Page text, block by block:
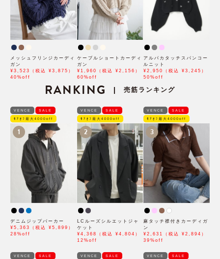
メッシュフリンジカーディ
ガン
¥3,523（税込 ¥3,875）
40%off
ケーブルショートカーディ
ガン
¥1,960（税込 ¥2,156）
60%off
アルパカタッチスパンコー
ルニット
¥2,950（税込 ¥3,245）
50%off
RANKING | 売筋ランキング
VENCE SALE
ﾓｱｵﾌ最大4000off
1
デニムジップパーカー
¥5,363（税込 ¥5,899）
28%off
VENCE SALE
ﾓｱｵﾌ最大4000off
2
LCルーズシルエットジャ
ケット
¥4,368（税込 ¥4,804）
12%off
VENCE SALE
ﾓｱｵﾌ最大4000off
3
麻タッチ襟付きカーディガ
ン
¥2,631（税込 ¥2,894）
39%off
VENCE SALE VENCE SALE VENCE SALE